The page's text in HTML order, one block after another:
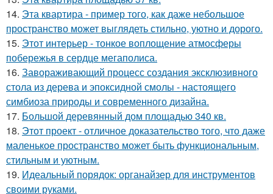
14. Эта квартира - пример того, как даже небольшое
пространство может выглядеть стильно, уютно и дорого.
15. Этот интерьер - тонкое воплощение атмосферы
побережья в сердце мегаполиса.
16. Завораживающий процесс создания эксклюзивного
стола из дерева и эпоксидной смолы - настоящего
симбиоза природы и современного дизайна.
17. Большой деревянный дом площадью 340 кв.
18. Этот проект - отличное доказательство того, что даже
маленькое пространство может быть функциональным,
стильным и уютным.
19. Идеальный порядок: органайзер для инструментов
своими руками.